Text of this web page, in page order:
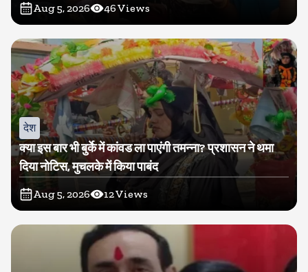
Aug 5, 2026 46Views
देश
क्या इस बार भी बुर्के में कांवड ला पाएंगी तमन्ना? प्रशासन ने थमा
दिया नोटिस, मुचलके में किया पाबंद
Aug 5, 2026 12Views